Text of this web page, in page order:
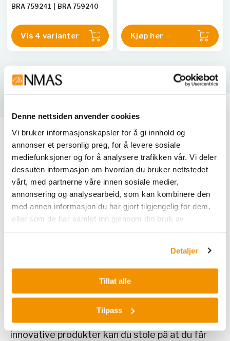
Denne nettsiden anvender cookies
Vi bruker informasjonskapsler for å gi innhold og
annonser et personlig preg, for å levere sosiale
mediefunksjoner og for å analysere trafikken vår. Vi deler
dessuten informasjon om hvordan du bruker nettstedet
vårt, med partnerne våre innen sosiale medier,
annonsering og analysearbeid, som kan kombinere den
med annen informasjon du har gjort tilgjengelig for dem,
eller som de har samlet inn gjennom din bruk av
Detaljer
Tillat alle
Tilpass
BRA 759241
BRA 759240
Vis 4 varianter Kjøp her
tilbehør til kyvetter
alt du trenger til dine
målinger
Nerliens Meszansky er en ledende leverandør av
tilbehør til kyvetter for bruk i laboratorier. Våre
presisjon, pålitelighet og brukervennlighet. Fra
måleenheter, har vi alt du trenger for å
optimalisere dine laboratorieoperasjoner og
oppnå nøyaktige resultater, uavhengig av om du
arbeider innen kjemi, biologi eller andre
vitenskapelige disipliner. Med vår ekspertise og
innovative produkter kan du stole på at du får